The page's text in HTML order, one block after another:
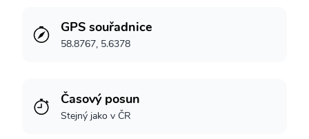
GPS souřadnice
58.8767, 5.6378
Časový posun
Stejný jako v ČR